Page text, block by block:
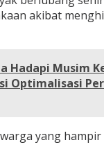
akibat
Hadapi Musim
Optimalisasi
yang